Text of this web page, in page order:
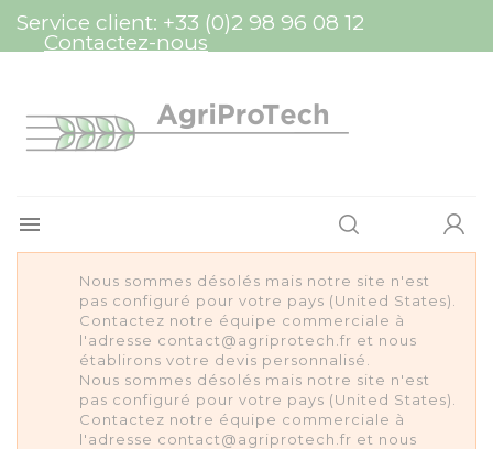
Service client: +33 (0)2 98 96 08 12
Contactez-nous

Nous sommes désolés mais notre site n'est
pas configuré pour votre pays (United States).
Contactez notre équipe commerciale à
l'adresse contact@agriprotech.fr et nous
établirons votre devis personnalisé.
Nous sommes désolés mais notre site n'est
pas configuré pour votre pays (United States).
Contactez notre équipe commerciale à
l'adresse contact@agriprotech.fr et nous
Panneau de gestion des cookies